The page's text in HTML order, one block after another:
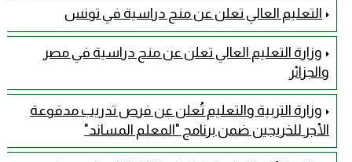
التعليم العالي تعلن عن منح دراسية في تونس
وزارة التعليم العالي تعلن عن منح دراسية في مصر
والجزائر
وزارة التربية والتعليم تُعلن عن فرص تدريب مدفوعة
الأجر للخريجين ضمن برنامج "المعلم المساند"